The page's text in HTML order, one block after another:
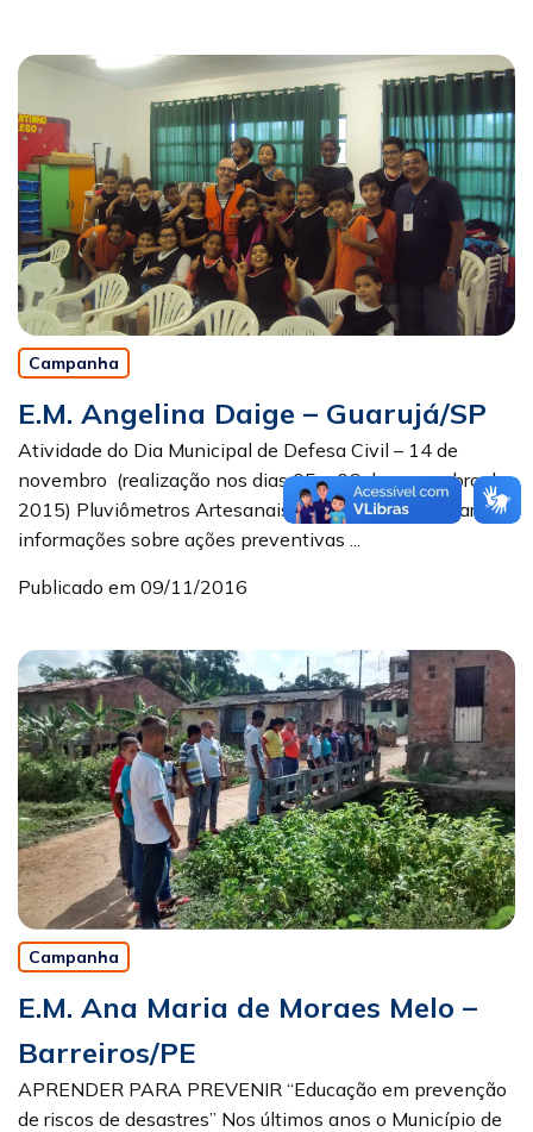
Campanha
E.M. Angelina Daige – Guarujá/SP
Atividade do Dia Municipal de Defesa Civil – 14 de
novembro (realização nos dias 05 e 06 de novembro de
2015) Pluviômetros Artesanais Objetivo: Disseminar
informações sobre ações preventivas ...
Publicado em 09/11/2016
Campanha
E.M. Ana Maria de Moraes Melo –
Barreiros/PE
APRENDER PARA PREVENIR “Educação em prevenção
de riscos de desastres” Nos últimos anos o Município de